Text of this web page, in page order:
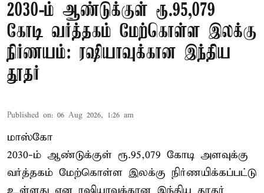
2030-ம் ஆண்டுக்குள் ரூ.95,079
கோடி வர்த்தகம் மேற்கொள்ள இலக்கு
நிர்ணயம்: ரஷியாவுக்கான இந்திய
தூதர்
Published on: 06 Aug 2026, 1:26 am
மாஸ்கோ
2030-ம் ஆண்டுக்குள் ரூ.95,079 கோடி அளவுக்கு
வர்த்தகம் மேற்கொள்ள இலக்கு நிர்ணயிக்கப்பட்டு